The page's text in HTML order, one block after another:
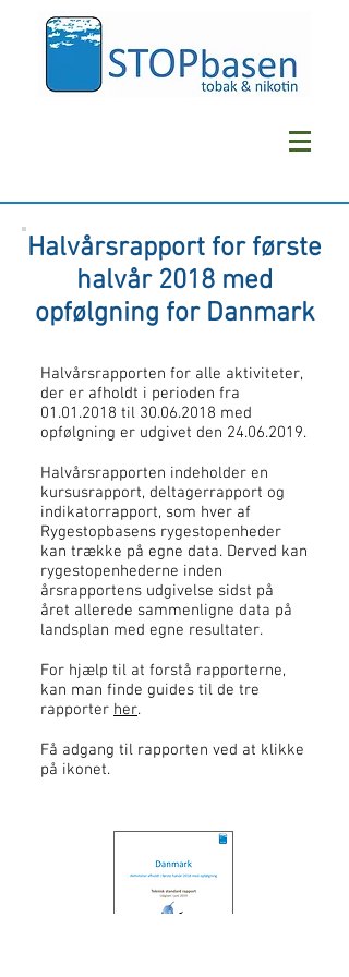
Halvårsrapporten for alle aktiviteter,
der er afholdt i perioden fra
01.01.2018 til 30.06.2018 med
opfølgning er udgivet den 24.06.2019.
Halvårsrapporten indeholder en
kursusrapport, deltagerrapport og
indikatorrapport, som hver af
Rygestopbasens rygestopenheder
kan trække på egne data. Derved kan
rygestopenhederne inden
årsrapportens udgivelse sidst på
året allerede sammenligne data på
landsplan med egne resultater.
For hjælp til at forstå rapporterne,
kan man finde guides til de tre
rapporter her.
Få adgang til rapporten ved at klikke
på ikonet.
Halvårsrapport for første
halvår 2018 med
opfølgning for Danmark